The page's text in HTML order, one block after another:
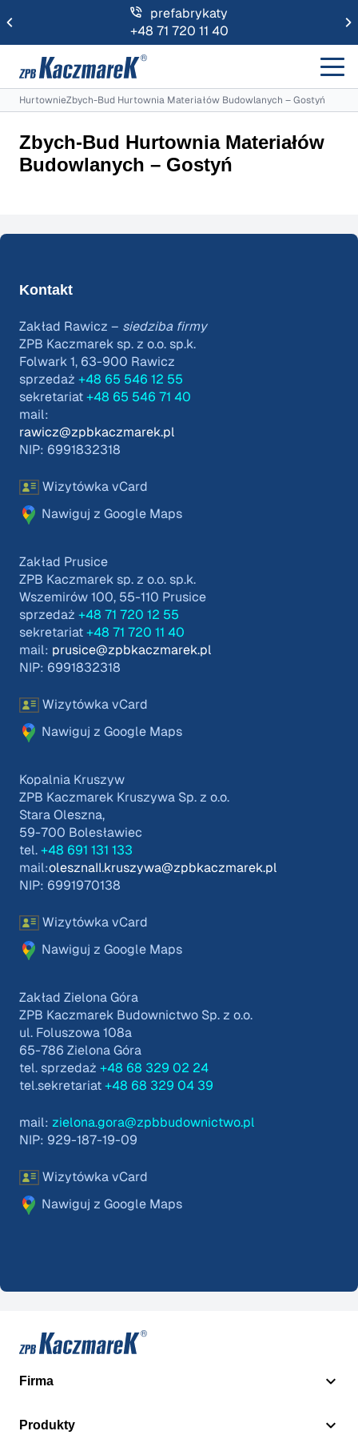
prefabrykaty
+48 71 720 11 40
HurtownieZbych-Bud Hurtownia Materiałów Budowlanych – Gostyń
Zbych-Bud Hurtownia Materiałów
Budowlanych – Gostyń
Kontakt
Zakład Rawicz – siedziba firmy
ZPB Kaczmarek sp. z o.o. sp.k.
Folwark 1, 63-900 Rawicz
sprzedaż +48 65 546 12 55
sekretariat +48 65 546 71 40
mail:
rawicz@zpbkaczmarek.pl
NIP: 6991832318
Wizytówka vCard
Nawiguj z Google Maps
Zakład Prusice
ZPB Kaczmarek sp. z o.o. sp.k.
Wszemirów 100, 55-110 Prusice
sprzedaż +48 71 720 12 55
sekretariat +48 71 720 11 40
mail: prusice@zpbkaczmarek.pl
NIP: 6991832318
Wizytówka vCard
Nawiguj z Google Maps
Kopalnia Kruszyw
ZPB Kaczmarek Kruszywa Sp. z o.o.
Stara Oleszna,
59-700 Bolesławiec
tel. +48 691 131 133
mail:olesznaII.kruszywa@zpbkaczmarek.pl
NIP: 6991970138
Wizytówka vCard
Nawiguj z Google Maps
Zakład Zielona Góra
ZPB Kaczmarek Budownictwo Sp. z o.o.
ul. Foluszowa 108a
65-786 Zielona Góra
tel. sprzedaż +48 68 329 02 24
tel.sekretariat +48 68 329 04 39
mail: zielona.gora@zpbbudownictwo.pl
NIP: 929-187-19-09
Wizytówka vCard
Nawiguj z Google Maps
Firma
Produkty